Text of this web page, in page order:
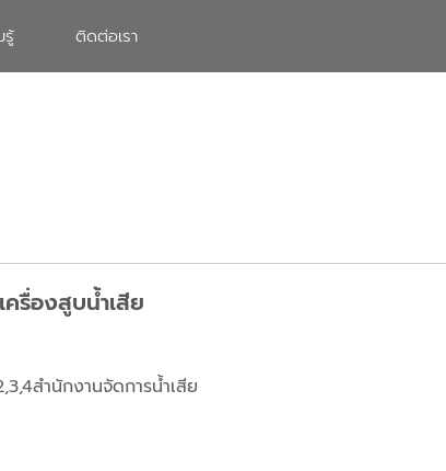
รู้ ติดต่อเรา
รื่องสูบน้ำเสีย
สำนักงานจัดการน้ำเสีย